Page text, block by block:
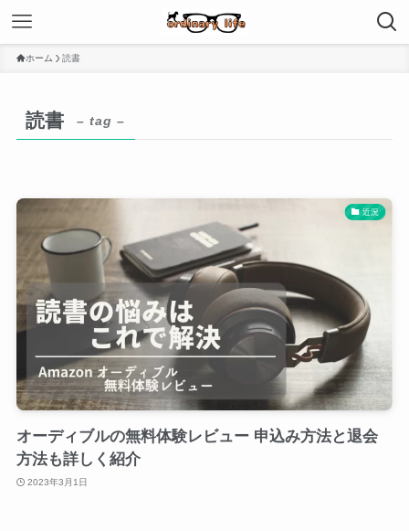
ホーム 読書
読書 – tag –
近況
オーディブルの無料体験レビュー 申込み方法と退会
方法も詳しく紹介
2023年3月1日